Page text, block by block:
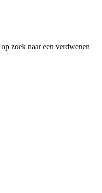
zoek naar een verdwenen